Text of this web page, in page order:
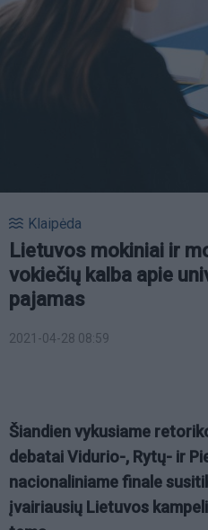
Klaipėda
Lietuvos mokiniai ir
vokiečių kalba apie
pajamas
2021-04-28 08:59
Šiandien vykusiame
debatai Vidurio-, Rytų- ir
nacionaliniame finale
įvairiausių Lietuvos